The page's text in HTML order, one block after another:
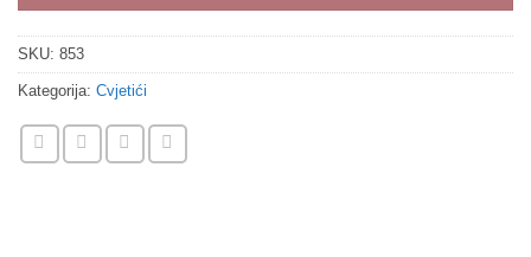
SKU: 853
Kategorija: Cvjetići